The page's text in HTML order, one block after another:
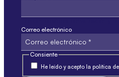
Correo electrónico
Consiente
He leído y acepto la política